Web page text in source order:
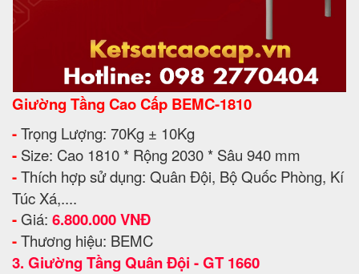
Giường Tầng Cao Cấp BEMC-1810
-Trọng Lượng: 70Kg ± 10Kg
- Size: Cao 1810 * Rộng 2030 * Sâu 940 mm
-Thích hợp sử dụng: Quân Đội, Bộ Quốc Phòng, Kí
Túc Xá,....
- Giá: 6.800.000 VNĐ
-Thương hiệu: BEMC
3. Giường Tầng Quân Đội - GT 1660